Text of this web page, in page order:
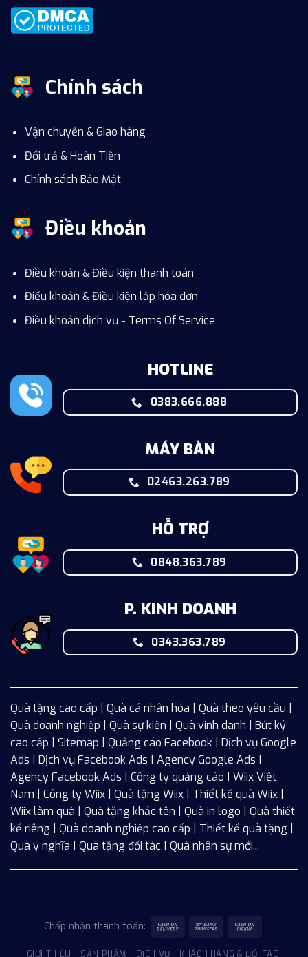
Chính sách
Vận chuyển & Giao hàng
Đổi trả & Hoàn Tiền
Chính sách Bảo Mật
Điều khoản
Điều khoản & Điều kiện thanh toán
Điểu khoản & Điều kiện lập hóa đơn
Điều khoản dịch vụ - Terms Of Service
HOTLINE
0383.666.888
MÁY BÀN
02463.263.789
HỖ TRỢ
0848.363.789
P. KINH DOANH
0343.363.789
Quà tặng cao cấp | Quà cá nhân hóa | Quà theo yêu cầu |
Quà doanh nghiệp | Quà sự kiện | Quà vinh danh | Bút ký
cao cấp | Sitemap | Quảng cáo Facebook | Dịch vụ Google
Ads
Dịch vụ Facebook Ads | Agency Google Ads |
Agency Facebook Ads | Công ty quảng cáo | WiixViệt
Nam | Công ty Wiix | Quà tặng Wiix | Thiết kế quà Wiix |
Wiix làm quà | Quà tặng khắc tên | Quà in logo | Quà thiết
kế riêng | Quà doanh nghiệp cao cấp | Thiết kế quà tặng |
Quà ý nghĩa | Quà tặng đối tác | Quà nhân sự mới...
Chấp nhận thanh toán:
GIỚI THIỆU SẢN PHẨM DỊCH VỤ KHÁCH HÀNG & ĐỐI TÁC